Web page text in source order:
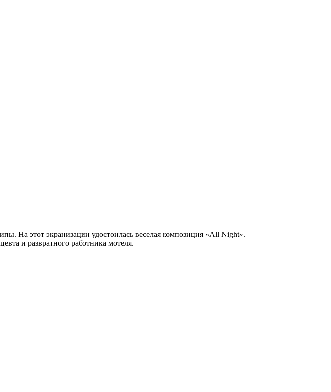
На этот экранизации удостоилась веселая композиция «All Night».
и развратного работника мотеля.